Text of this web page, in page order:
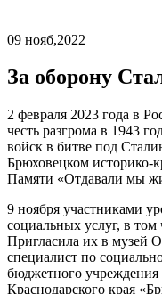
09 нояб,2022
За оборону
2 февраля 2023 года в
честь разгрома в 1943
войск в битве под
Брюховецком историко-
Памяти «Отдавали мы
9 ноября участниками
социальных услуг, в
Пригласила их в музей
специалист по
бюджетного
Краснодарского края